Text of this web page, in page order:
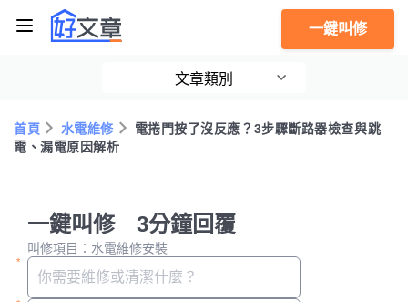
一鍵叫修
文章類別
首頁 水電維修
電捲門按了沒反應？3步驟斷路器檢查與跳
電、漏電原因解析
一鍵叫修 3分鐘回覆
叫修項目：水電維修安裝